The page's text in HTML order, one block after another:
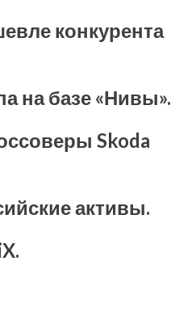
конкурента
на базе «Нивы».
Skoda
активы.